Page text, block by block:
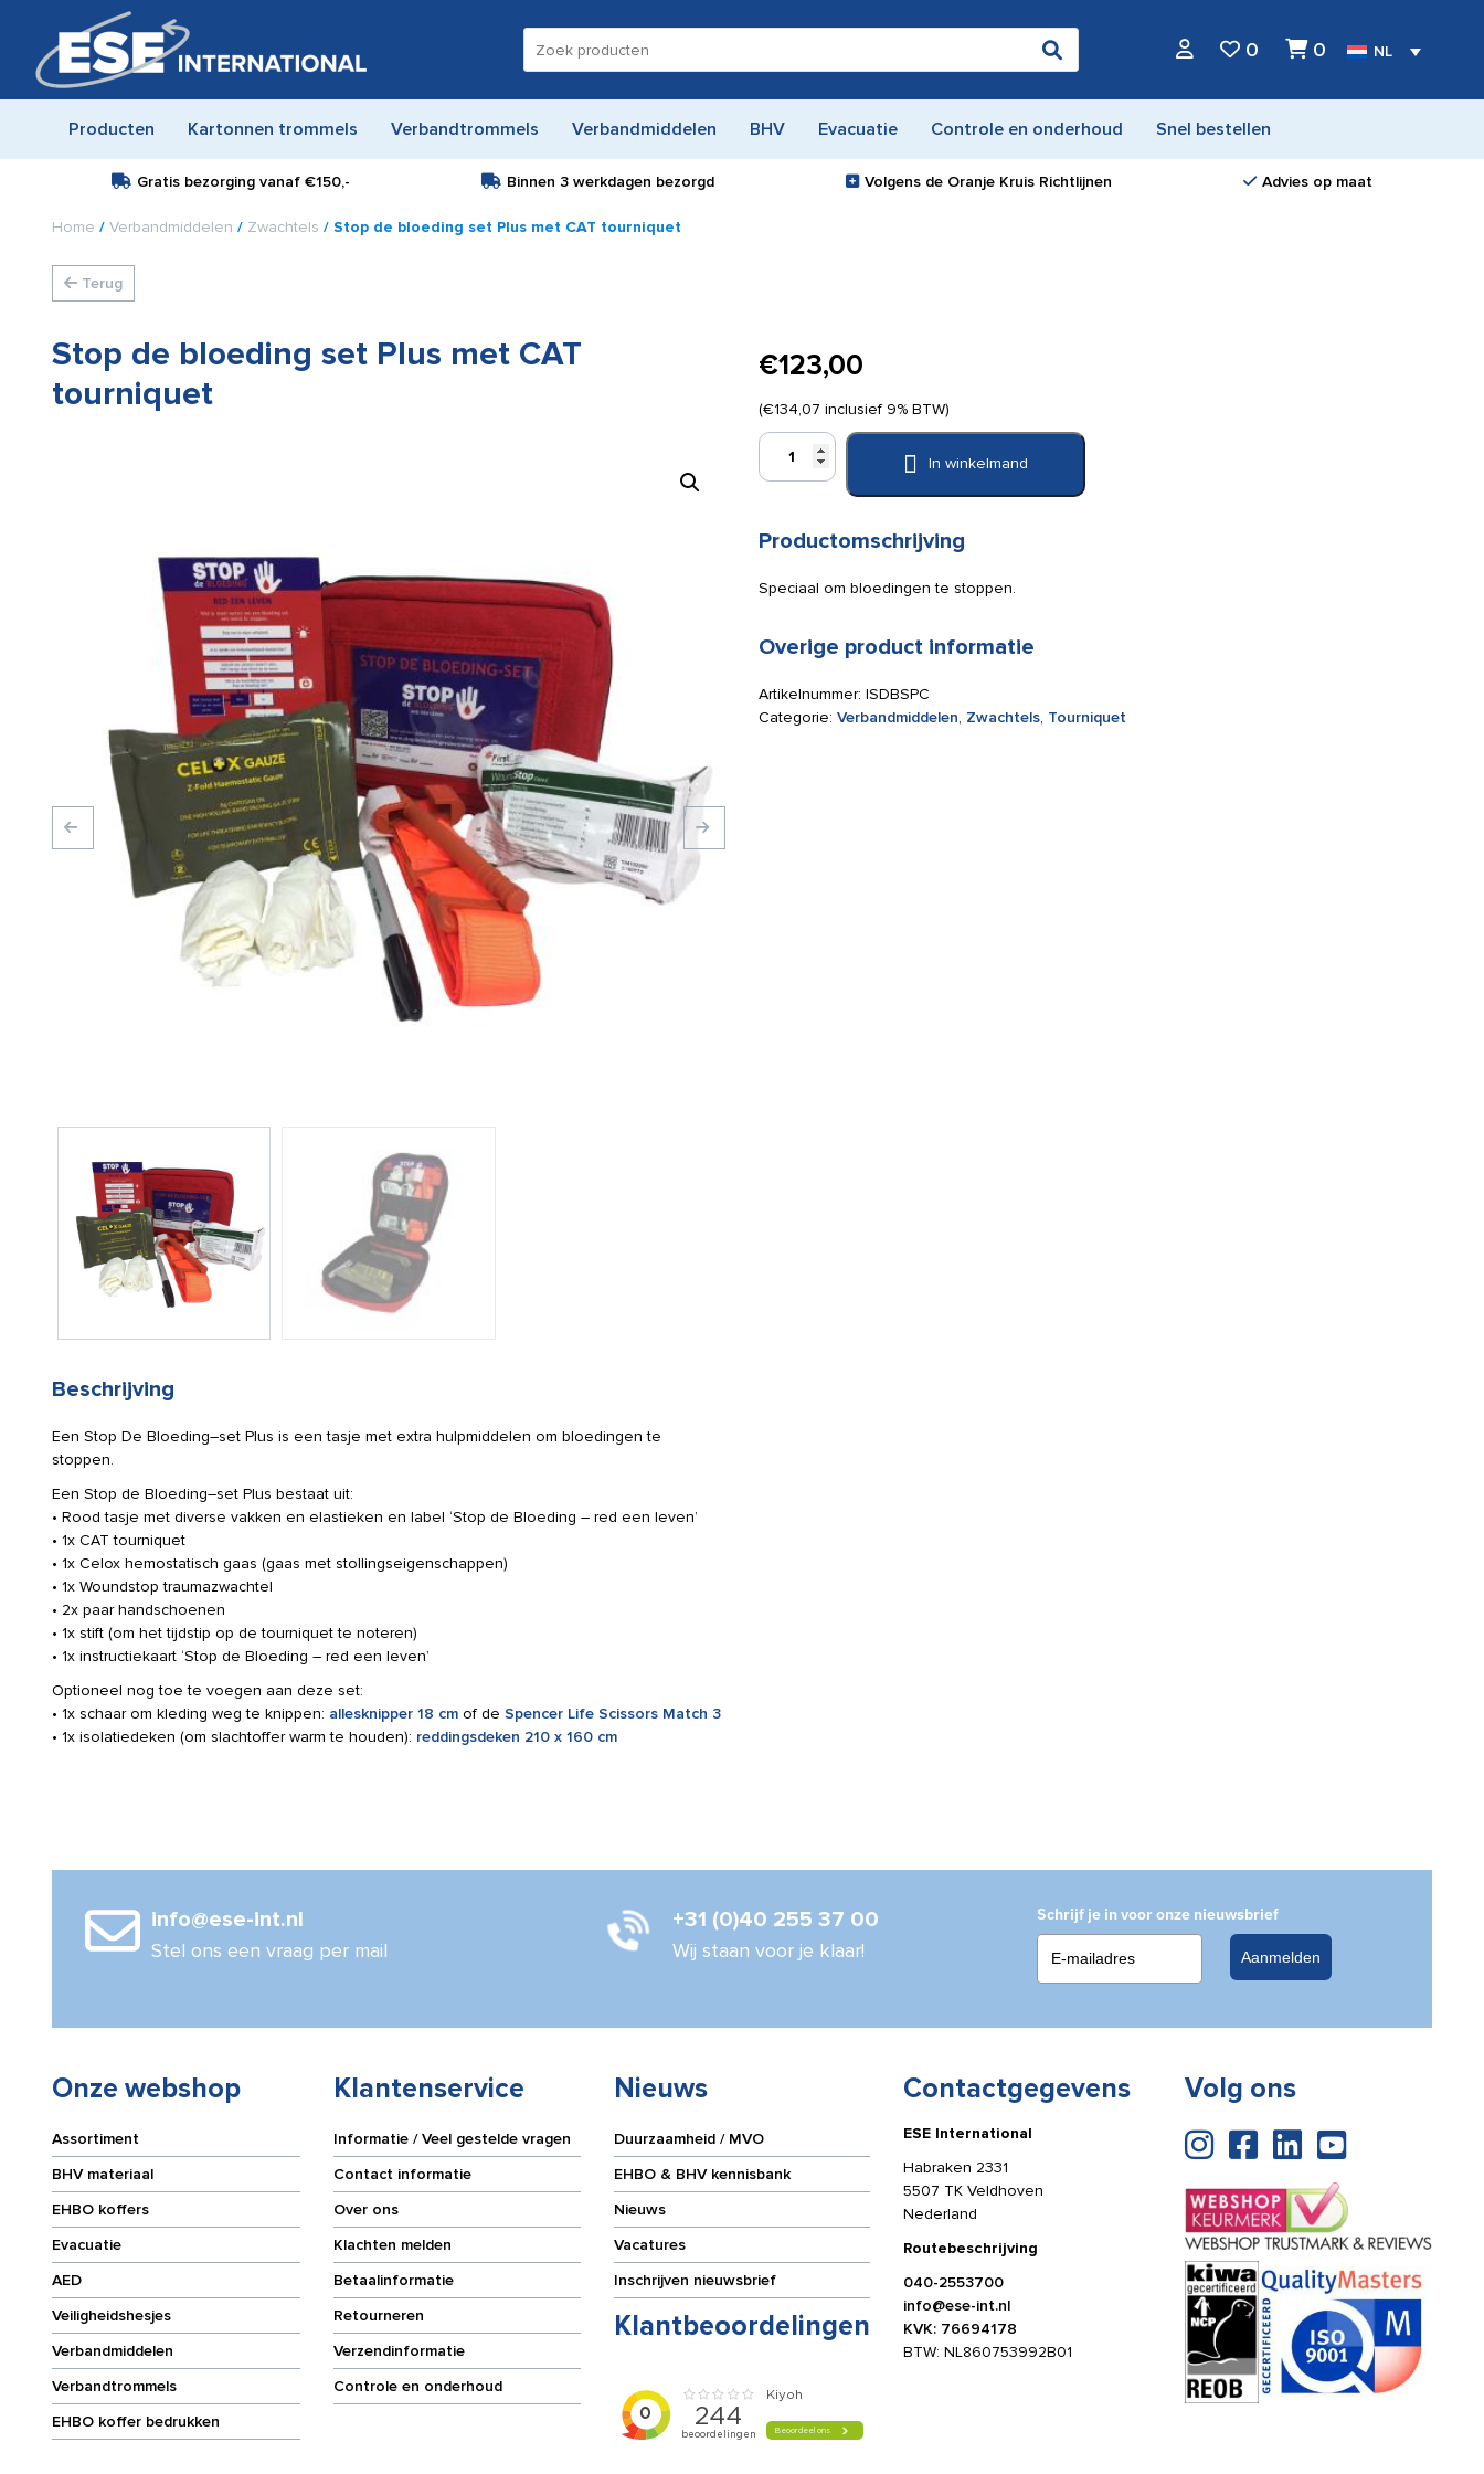
naar:
0 0 NL
Producten Kartonnen trommels Verbandtrommels Verbandmiddelen BHV Evacuatie Controle en onderhoud Snel bestellen
Gratis bezorging vanaf€150,- Binnen 3 werkdagen bezorgd Volgens de Oranje Kruis Richtlijnen Advies op maat
Home / Verbandmiddelen / Zwachtels / Stop de bloeding set Plus met CAT tourniquet
Terug
Stop de bloeding set Plus met CAT
tourniquet
Beschrijving
Een Stop De Bloeding–set Plus is een tasje met extra hulpmiddelen om bloedingen te
stoppen.
Een Stop de Bloeding–set Plus bestaat uit:
• Rood tasje met diverse vakken en elastieken en label ‘Stop de Bloeding – red een leven’
• 1x CAT tourniquet
• 1x Celox hemostatisch gaas (gaas met stollingseigenschappen)
• 1x Woundstop traumazwachtel
• 2x paar handschoenen
• 1x stift (om het tijdstip op de tourniquet te noteren)
• 1x instructiekaart ‘Stop de Bloeding – red een leven’
Optioneel nog toe te voegen aan deze set:
• 1x schaar om kleding weg te knippen: allesknipper 18 cm of de Spencer Life Scissors Match 3
• 1x isolatiedeken (om slachtoffer warm te houden): reddingsdeken 210 x 160 cm
€123,00
(€134,07 inclusief 9% BTW)
Stop
Plus
CAT
In winkelmand
Productomschrijving
Speciaal om bloedingen te stoppen.
Overige product informatie
Artikelnummer: ISDBSPC
Categorie: Verbandmiddelen, Zwachtels, Tourniquet
info@ese-int.nl
Stel ons een vraag per mail
+31 (0)40 255 37 00
Wij staan voor je klaar!
Schrijf je in voor onze nieuwsbrief
Aanmelden
Onze webshop
Assortiment
BHV materiaal
EHBO koffers
Evacuatie
AED
Veiligheidshesjes
Verbandmiddelen
Verbandtrommels
EHBO koffer bedrukken
Klantenservice
Informatie / Veel gestelde vragen
Contact informatie
Over ons
Klachten melden
Betaalinformatie
Retourneren
Verzendinformatie
Controle en onderhoud
Nieuws
Duurzaamheid / MVO
EHBO & BHV kennisbank
Nieuws
Vacatures
Inschrijven nieuwsbrief
Klantbeoordelingen
Contactgegevens
ESE International
Habraken 2331
5507 TK Veldhoven
Nederland
Routebeschrijving
040-2553700
info@ese-int.nl
KVK: 76694178
BTW: NL860753992B01
Volg ons